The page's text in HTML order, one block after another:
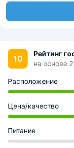
10
Рейтинг
на основе
Расположение
Цена/качество
Питание